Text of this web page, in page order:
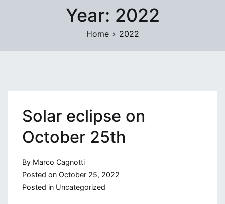
Year: 2022
Home 2022
Solar eclipse on
October 25th
By Marco Cagnotti
Posted on October 25, 2022
Posted in Uncategorized